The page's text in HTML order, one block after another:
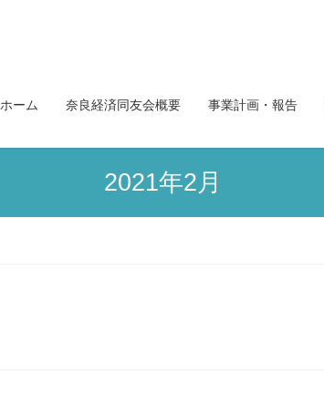
ホーム 奈良経済同友会概要 事業計画・報告
2021年2月